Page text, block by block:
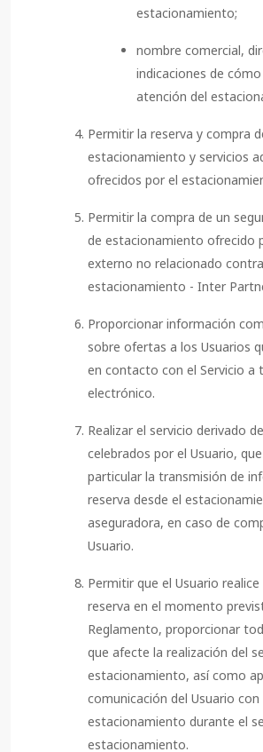
estacionamiento;
nombre comercial,
indicaciones de
atención del
Permitir la reserva y compra
estacionamiento y servicios
ofrecidos por el
Permitir la compra de un
de estacionamiento ofrecido
externo no relacionado
estacionamiento - Inter
Proporcionar información
sobre ofertas a los Usuarios
en contacto con el Servicio a
electrónico.
Realizar el servicio derivado
celebrados por el Usuario,
particular la transmisión de
reserva desde el
aseguradora, en caso de
Usuario.
Permitir que el Usuario
reserva en el momento
Reglamento, proporcionar
que afecte la realización del
estacionamiento, así como
comunicación del Usuario con
estacionamiento durante el
estacionamiento.